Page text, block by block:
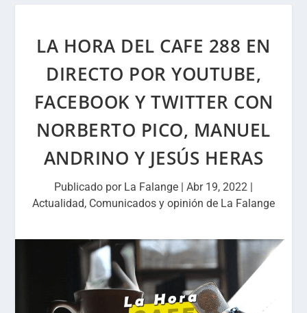
LA HORA DEL CAFE 288 EN
DIRECTO POR YOUTUBE,
FACEBOOK Y TWITTER CON
NORBERTO PICO, MANUEL
ANDRINO Y JESÚS HERAS
Publicado por La Falange | Abr 19, 2022 |
Actualidad, Comunicados y opinión de La Falange